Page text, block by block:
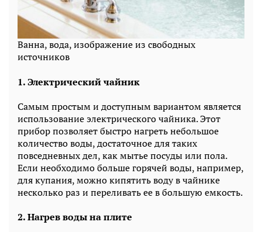
Ванна, вода, изображение из свободных
источников
1. Электрический чайник
Самым простым и доступным вариантом является
использование электрического чайника. Этот
прибор позволяет быстро нагреть небольшое
количество воды, достаточное для таких
повседневных дел, как мытье посуды или пола.
Если необходимо больше горячей воды, например,
для купания, можно кипятить воду в чайнике
несколько раз и переливать ее в большую емкость.
2. Нагрев воды на плите